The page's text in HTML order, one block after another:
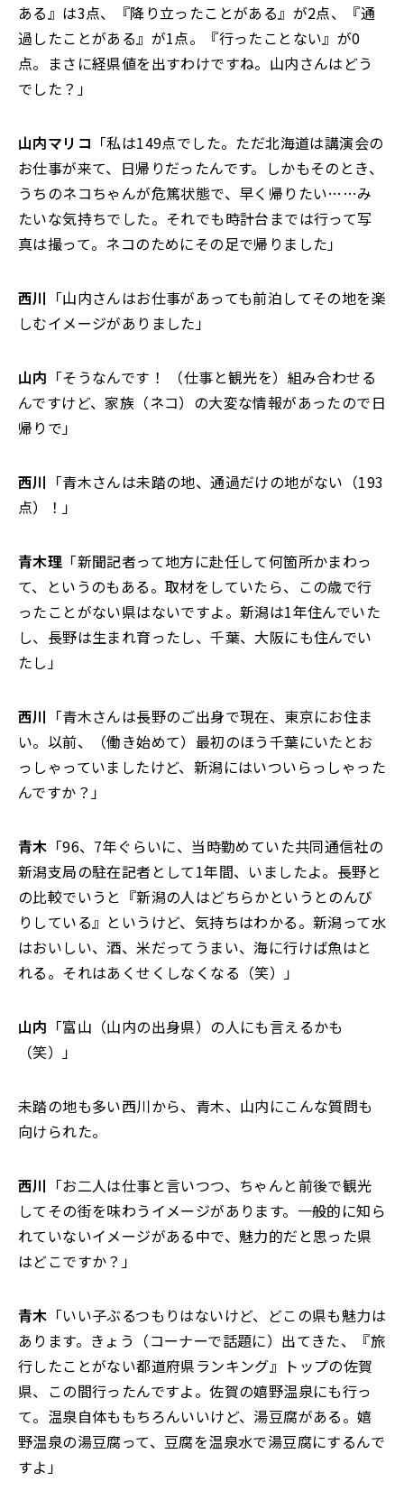
ある』は3点、『降り立ったことがある』が2点、『通
過したことがある』が1点。『行ったことない』が0
点。まさに経県値を出すわけですね。山内さんはどう
でした？」
山内マリコ 「私は149点でした。ただ北海道は講演会の
お仕事が来て、日帰りだったんです。しかもそのとき、
うちのネコちゃんが危篤状態で、早く帰りたい……み
たいな気持ちでした。それでも時計台までは行って写
真は撮って。ネコのためにその足で帰りました」
西川 「山内さんはお仕事があっても前泊してその地を楽
しむイメージがありました」
山内 「そうなんです！ （仕事と観光を）組み合わせる
んですけど、家族（ネコ）の大変な情報があったので日
帰りで」
西川 「青木さんは未踏の地、通過だけの地がない（193
点）！」
青木理 「新聞記者って地方に赴任して何箇所かまわっ
て、というのもある。取材をしていたら、この歳で行
ったことがない県はないですよ。新潟は1年住んでいた
し、長野は生まれ育ったし、千葉、大阪にも住んでい
たし」
西川 「青木さんは長野のご出身で現在、東京にお住ま
い。以前、（働き始めて）最初のほう千葉にいたとお
っしゃっていましたけど、新潟にはいついらっしゃった
んですか？」
青木 「96、7年ぐらいに、当時勤めていた共同通信社の
新潟支局の駐在記者として1年間、いましたよ。長野と
の比較でいうと『新潟の人はどちらかというとのんび
りしている』というけど、気持ちはわかる。新潟って水
はおいしい、酒、米だってうまい、海に行けば魚はと
れる。それはあくせくしなくなる（笑）」
山内 「富山（山内の出身県）の人にも言えるかも
（笑）」
未踏の地も多い西川から、青木、山内にこんな質問も
向けられた。
西川 「お二人は仕事と言いつつ、ちゃんと前後で観光
してその街を味わうイメージがあります。一般的に知ら
れていないイメージがある中で、魅力的だと思った県
はどこですか？」
青木 「いい子ぶるつもりはないけど、どこの県も魅力は
あります。きょう（コーナーで話題に）出てきた、『旅
行したことがない都道府県ランキング』トップの佐賀
県、この間行ったんですよ。佐賀の嬉野温泉にも行っ
て。温泉自体ももちろんいいけど、湯豆腐がある。嬉
野温泉の湯豆腐って、豆腐を温泉水で湯豆腐にするんで
すよ」